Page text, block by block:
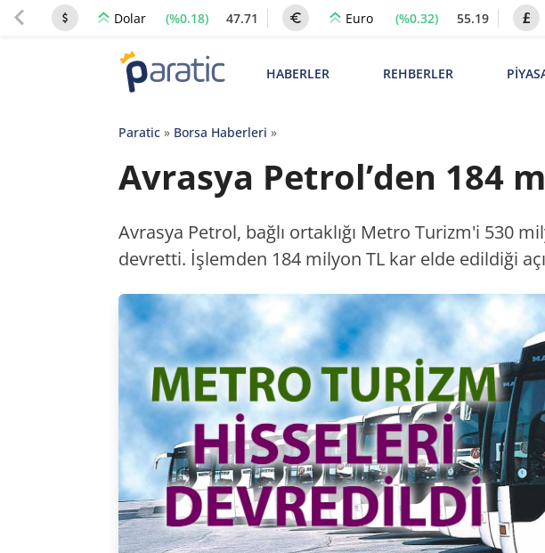
Dolar (%0.18) 47.71 Euro (%0.32) 55.19
HABERLER REHBERLER
Paratic» Borsa Haberleri »
Avrasya Petrol’den 184
Avrasya Petrol, bağlı ortaklığı Metro Turizm'i 530
devretti. İşlemden 184 milyon TL kar elde edildiği